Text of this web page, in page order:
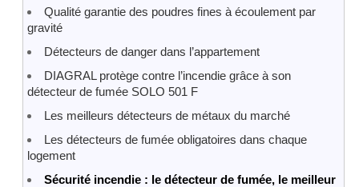
Qualité garantie des poudres fines à écoulement par
gravité
Détecteurs de danger dans l’appartement
DIAGRAL protège contre l’incendie grâce à son
détecteur de fumée SOLO 501 F
Les meilleurs détecteurs de métaux du marché
Les détecteurs de fumée obligatoires dans chaque
logement
Sécurité incendie : le détecteur de fumée, le meilleur